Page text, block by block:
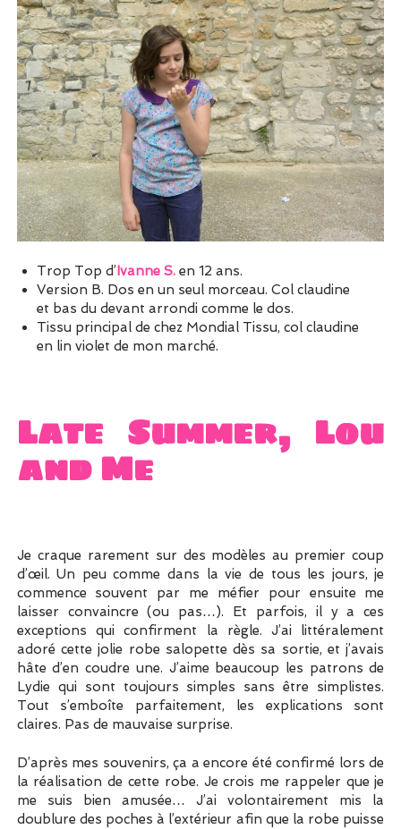
Trop Top d’Ivanne S.en 12 ans.
Version B. Dos en un seul morceau. Col claudine
et bas du devant arrondi comme le dos.
Tissu principal de chez Mondial Tissu, col claudine
en lin violet de mon marché.
Late Summer, Lou
and Me
Je craque rarement sur des modèles au premier coup
d’œil. Un peu comme dans la vie de tous les jours, je
commence souvent par me méfier pour ensuite me
laisser convaincre (ou pas…). Et parfois, il y a ces
exceptions qui confirment la règle. J’ai littéralement
adoré cette jolie robe salopette dès sa sortie, et j’avais
hâte d’en coudre une. J’aime beaucoup les patrons de
Lydie qui sont toujours simples sans être simplistes.
Tout s’emboîte parfaitement, les explications sont
claires. Pas de mauvaise surprise.
D’après mes souvenirs, ça a encore été confirmé lors de
la réalisation de cette robe. Je crois me rappeler que je
me suis bien amusée… J’ai volontairement mis la
doublure des poches à l’extérieur afin que la robe puisse